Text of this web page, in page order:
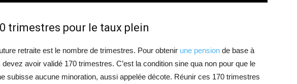
trimestres pour le taux plein
retraite est le nombre de trimestres. Pour obtenir une pension de base à
avoir validé 170 trimestres. C’est la condition sine qua non pour que le
subisse aucune minoration, aussi appelée décote. Réunir ces 170 trimestres